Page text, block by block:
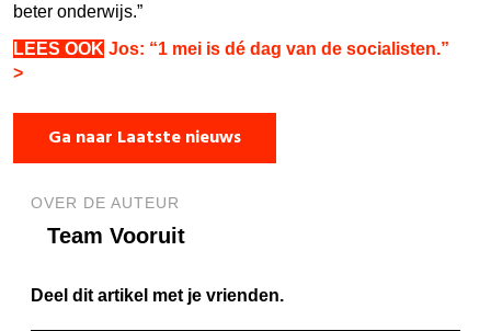
beter onderwijs.”
LEES OOK Jos: “1 mei is dé dag van de socialisten.”
>
Ga naar Laatste nieuws
OVER DE AUTEUR
Team Vooruit
Deel dit artikel met je vrienden.